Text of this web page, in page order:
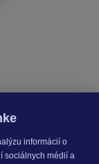
informácií o
sociálnych médií a